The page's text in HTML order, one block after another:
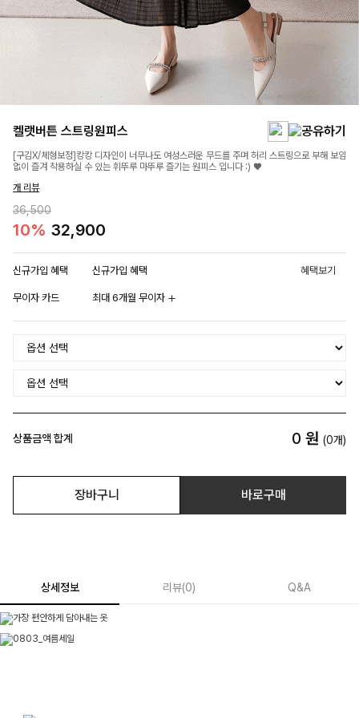
켈랫버튼 스트링원피스
[구김X/체형보정]캉캉 디자인이 너무나도 여성스러운 무드를 주며 허리 스트링으로 부해 보임
없이 즐겨 착용하실 수 있는 휘뚜루 마뚜루 즐기는 원피스 입니다 :) ♥
개 리뷰
36,500
10% 32,900
신규가입 혜택 신규가입 혜택 혜택보기
무이자 카드 최대 6개월 무이자
상품금액 합계 0 원 (0개)
장바구니 바로구매
상세정보 리뷰(0) Q&A